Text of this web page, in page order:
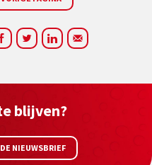
blijven?
NIEUWSBRIEF